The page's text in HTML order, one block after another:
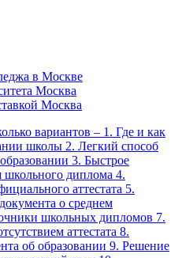
в Москве
Москва
Москва
вариантов – 1. Где и как
школы 2. Легкий способ
3. Быстрое
школьного диплома 4.
аттестата 5.
о среднем
школьных дипломов 7.
аттестата 8.
об образовании 9. Решение